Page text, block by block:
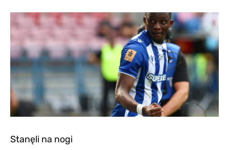
Stanęli na nogi